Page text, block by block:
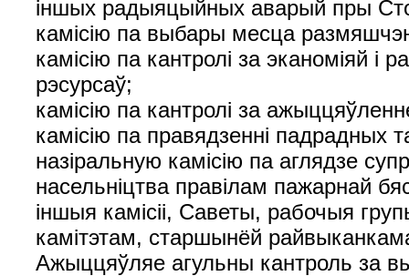
іншых радыяцыйных аварый пры
камісію па выбары месца
камісію па кантролі за эканоміяй
рэсурсаў;
камісію па кантролі за
камісію па правядзенні падрадных
назіральную камісію па аглядзе
насельніцтва правілам пажарнай
іншыя камісіі, Саветы, рабочыя
камітэтам, старшынёй
Ажыццяўляе агульны кантроль за